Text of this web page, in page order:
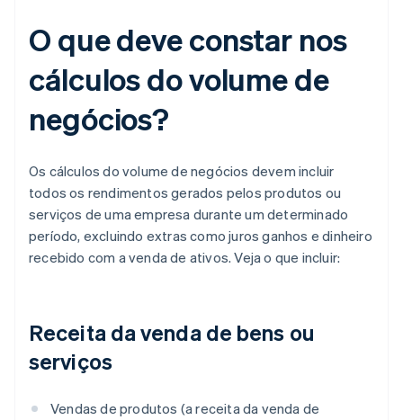
O que deve constar nos
cálculos do volume de
negócios?
Os cálculos do volume de negócios devem incluir
todos os rendimentos gerados pelos produtos ou
serviços de uma empresa durante um determinado
período, excluindo extras como juros ganhos e dinheiro
recebido com a venda de ativos. Veja o que incluir:
Receita da venda de bens ou
serviços
Vendas de produtos (a receita da venda de